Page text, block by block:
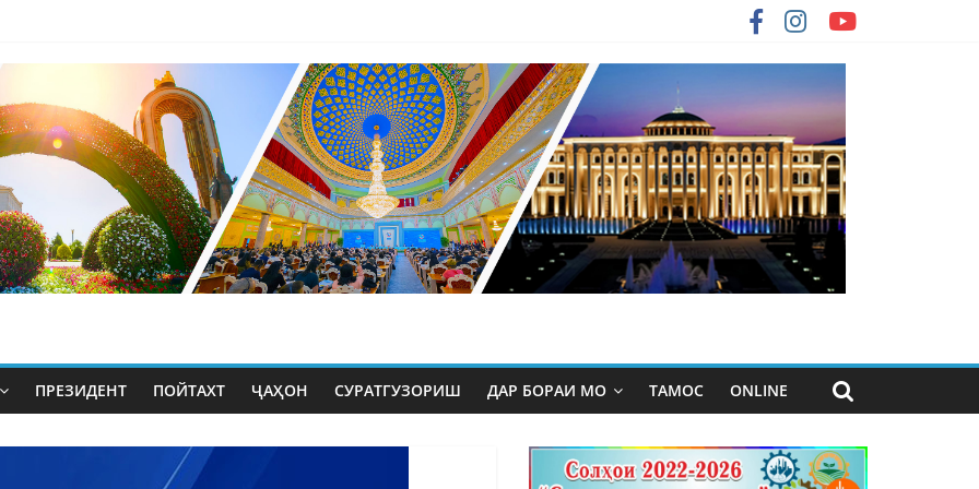
ПРЕЗИДЕНТ ПОЙТАХТ ҶАҲОН СУРАТГУЗОРИШ ДАР БОРАИ МО ТАМОС ONLINE